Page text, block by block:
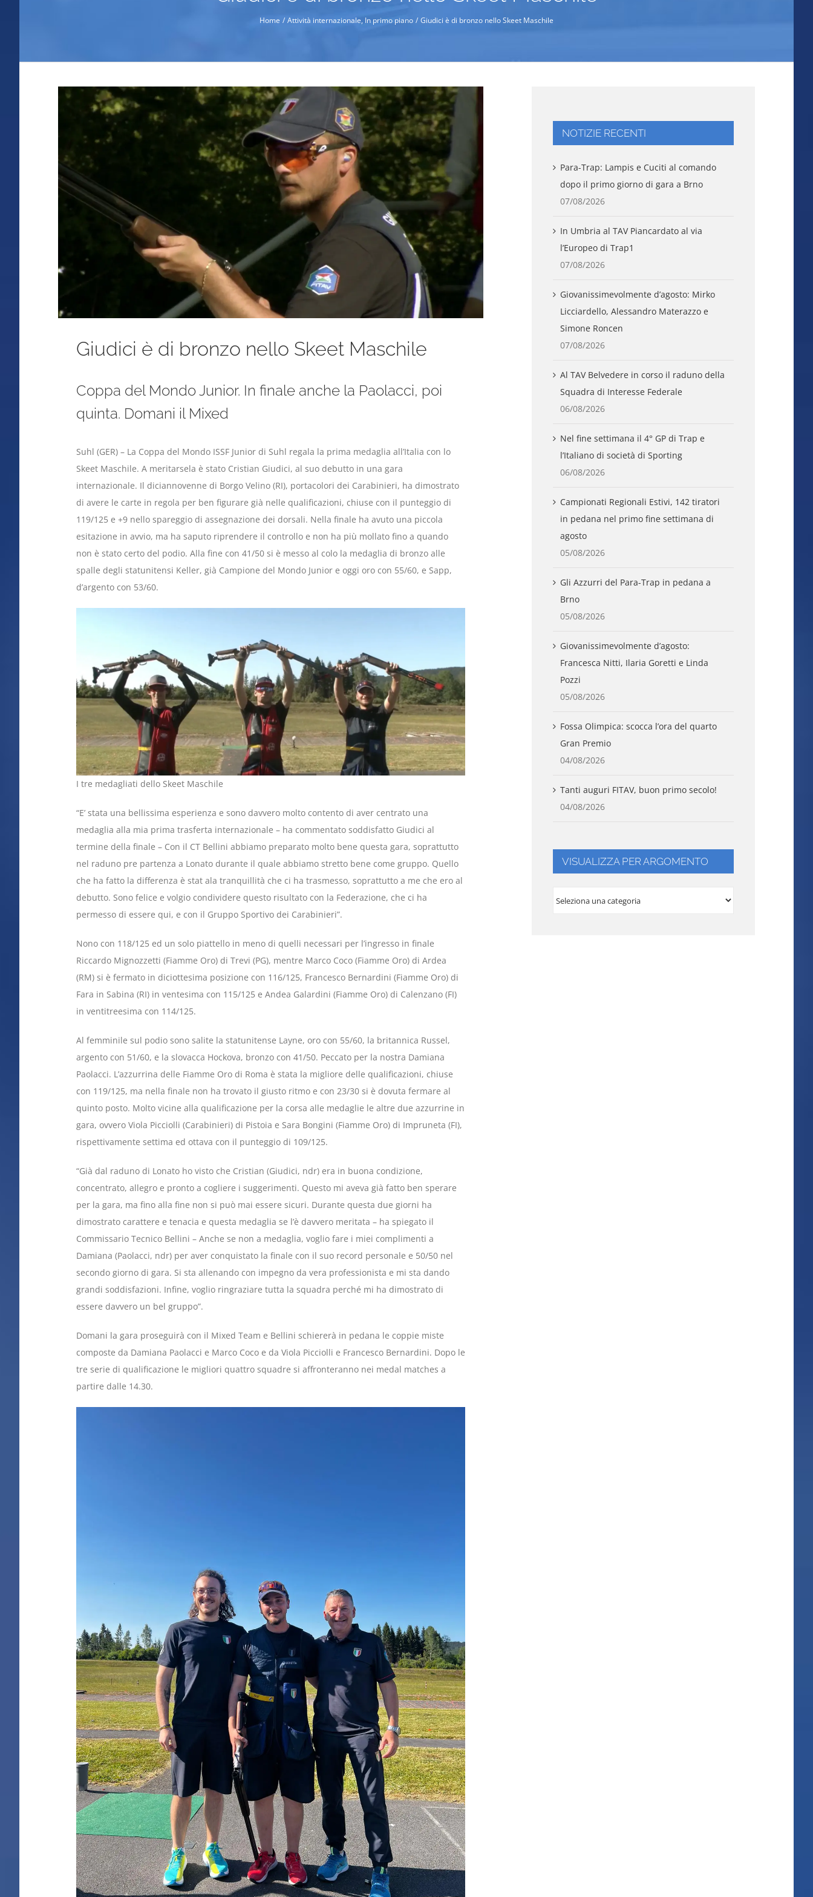
Home Attività internazionale In primo piano Giudici è di bronzo nello Skeet Maschile
Ingrandisci
immagine
Giudici è di bronzo nello Skeet Maschile
Coppa del Mondo Junior. In finale anche la Paolacci, poi
quinta. Domani il Mixed
Suhl (GER) – La Coppa del Mondo ISSF Junior di Suhl regala la prima medaglia all’Italia con lo
Skeet Maschile. A meritarsela è stato Cristian Giudici, al suo debutto in una gara
internazionale. Il diciannovenne di Borgo Velino (RI), portacolori dei Carabinieri, ha dimostrato
di avere le carte in regola per ben figurare già nelle qualificazioni, chiuse con il punteggio di
119/125 e +9 nello spareggio di assegnazione dei dorsali. Nella finale ha avuto una piccola
esitazione in avvio, ma ha saputo riprendere il controllo e non ha più mollato fino a quando
non è stato certo del podio. Alla fine con 41/50 si è messo al colo la medaglia di bronzo alle
spalle degli statunitensi Keller, già Campione del Mondo Junior e oggi oro con 55/60, e Sapp,
d’argento con 53/60.
I tre medagliati dello Skeet Maschile
“E’ stata una bellissima esperienza e sono davvero molto contento di aver centrato una
medaglia alla mia prima trasferta internazionale – ha commentato soddisfatto Giudici al
termine della finale – Con il CT Bellini abbiamo preparato molto bene questa gara, soprattutto
nel raduno pre partenza a Lonato durante il quale abbiamo stretto bene come gruppo. Quello
che ha fatto la differenza è stat ala tranquillità che ci ha trasmesso, soprattutto a me che ero al
debutto. Sono felice e volgio condividere questo risultato con la Federazione, che ci ha
permesso di essere qui, e con il Gruppo Sportivo dei Carabinieri”.
Nono con 118/125 ed un solo piattello in meno di quelli necessari per l’ingresso in finale
Riccardo Mignozzetti (Fiamme Oro) di Trevi (PG), mentre Marco Coco (Fiamme Oro) di Ardea
(RM) si è fermato in diciottesima posizione con 116/125, Francesco Bernardini (Fiamme Oro) di
Fara in Sabina (RI) in ventesima con 115/125 e Andea Galardini (Fiamme Oro) di Calenzano (FI)
in ventitreesima con 114/125.
Al femminile sul podio sono salite la statunitense Layne, oro con 55/60, la britannica Russel,
argento con 51/60, e la slovacca Hockova, bronzo con 41/50. Peccato per la nostra Damiana
Paolacci. L’azzurrina delle Fiamme Oro di Roma è stata la migliore delle qualificazioni, chiuse
con 119/125, ma nella finale non ha trovato il giusto ritmo e con 23/30 si è dovuta fermare al
quinto posto. Molto vicine alla qualificazione per la corsa alle medaglie le altre due azzurrine in
gara, ovvero Viola Picciolli (Carabinieri) di Pistoia e Sara Bongini (Fiamme Oro) di Impruneta (FI),
rispettivamente settima ed ottava con il punteggio di 109/125.
“Già dal raduno di Lonato ho visto che Cristian (Giudici, ndr) era in buona condizione,
concentrato, allegro e pronto a cogliere i suggerimenti. Questo mi aveva già fatto ben sperare
per la gara, ma fino alla fine non si può mai essere sicuri. Durante questa due giorni ha
dimostrato carattere e tenacia e questa medaglia se l’è davvero meritata – ha spiegato il
Commissario Tecnico Bellini – Anche se non a medaglia, voglio fare i miei complimenti a
Damiana (Paolacci, ndr) per aver conquistato la finale con il suo record personale e 50/50 nel
secondo giorno di gara. Si sta allenando con impegno da vera professionista e mi sta dando
grandi soddisfazioni. Infine, voglio ringraziare tutta la squadra perché mi ha dimostrato di
essere davvero un bel gruppo”.
Domani la gara proseguirà con il Mixed Team e Bellini schiererà in pedana le coppie miste
composte da Damiana Paolacci e Marco Coco e da Viola Picciolli e Francesco Bernardini. Dopo le
tre serie di qualificazione le migliori quattro squadre si affronteranno nei medal matches a
partire dalle 14.30.
NOTIZIE RECENTI
Para-Trap: Lampis e Cuciti al comando
dopo il primo giorno di gara a Brno
07/08/2026
In Umbria al TAV Piancardato al via
l’Europeo di Trap1
07/08/2026
Giovanissimevolmente d’agosto: Mirko
Licciardello, Alessandro Materazzo e
Simone Roncen
07/08/2026
Al TAV Belvedere in corso il raduno della
Squadra di Interesse Federale
06/08/2026
Nel fine settimana il 4° GP di Trap e
l’Italiano di società di Sporting
06/08/2026
Campionati Regionali Estivi, 142 tiratori
in pedana nel primo fine settimana di
agosto
05/08/2026
Gli Azzurri del Para-Trap in pedana a
Brno
05/08/2026
Giovanissimevolmente d’agosto:
Francesca Nitti, Ilaria Goretti e Linda
Pozzi
05/08/2026
Fossa Olimpica: scocca l’ora del quarto
Gran Premio
04/08/2026
Tanti auguri FITAV, buon primo secolo!
04/08/2026
VISUALIZZA PER ARGOMENTO